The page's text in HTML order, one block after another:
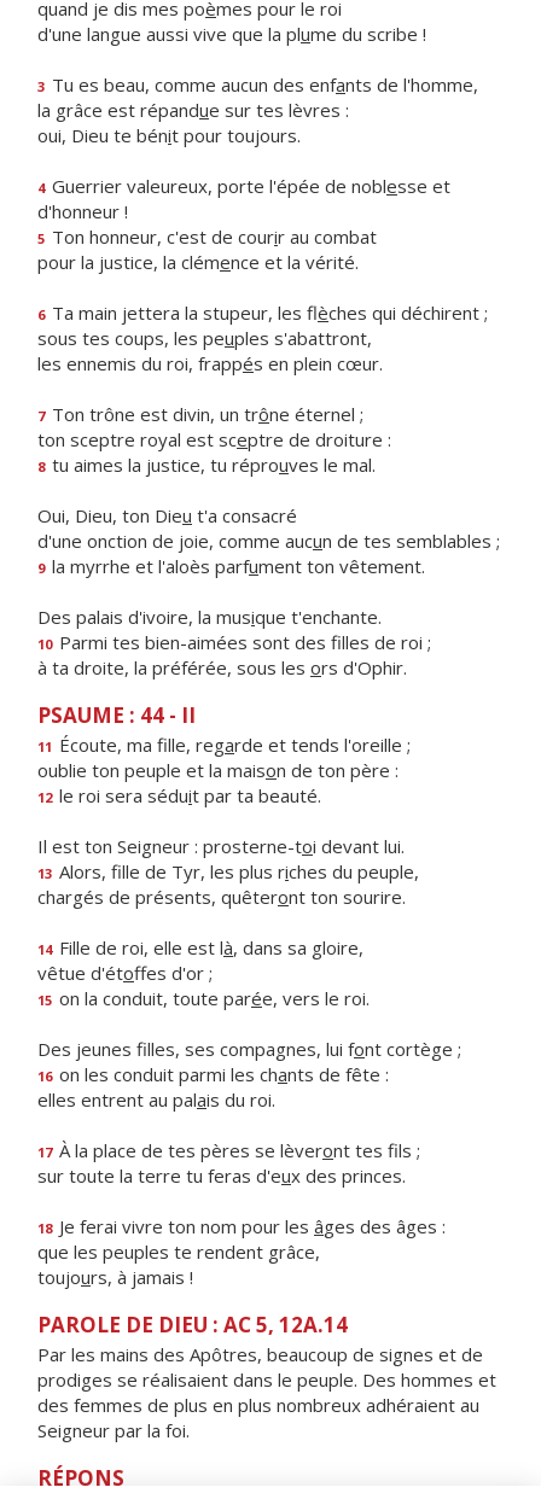
quand je dis mes poèmes pour le roi
d'une langue aussi vive que la plume du scribe !
3 Tu es beau, comme aucun des enfants de l'homme,
la grâce est répandue sur tes lèvres :
oui, Dieu te bénit pour toujours.
4 Guerrier valeureux, porte l'épée de noblesse et
d'honneur !
5 Ton honneur, c'est de courir au combat
pour la justice, la clémence et la vérité.
6 Ta main jettera la stupeur, les flèches qui déchirent ;
sous tes coups, les peuples s'abattront,
les ennemis du roi, frappés en plein cœur.
7 Ton trône est divin, un trône éternel ;
ton sceptre royal est sceptre de droiture :
8 tu aimes la justice, tu réprouves le mal.
Oui, Dieu, ton Dieu t'a consacré
d'une onction de joie, comme aucun de tes semblables ;
9 la myrrhe et l'aloès parfument ton vêtement.
Des palais d'ivoire, la musique t'enchante.
10 Parmi tes bien-aimées sont des flles de roi ;
à ta droite, la préférée, sous les ors d'Ophir.
PSAUME : 44 - II
11 Écoute, ma fille, regarde et tends l'oreille ;
oublie ton peuple et la maison de ton père :
12 le roi sera séduit par ta beauté.
Il est ton Seigneur : prosterne-toi devant lui.
13 Alors, fille de Tyr, les plus riches du peuple,
chargés de présents, quêteront ton sourire.
14 Fille de roi, elle est là, dans sa gloire,
vêtue d'étoffes d'or ;
15 on la conduit, toute parée, vers le roi.
Des jeunes filles, ses compagnes, lui font cortège ;
16 on les conduit parmi les chants de fête :
elles entrent au palais du roi.
17 À la place de tes pères se lèveront tes fils ;
sur toute la terre tu feras d'eux des princes.
18 Je ferai vivre ton nom pour les âges des âges :
que les peuples te rendent grâce,
toujours, à jamais !
PAROLE DE DIEU : AC 5, 12A.14
Par les mains des Apôtres, beaucoup de signes et de
prodiges se réalisaient dans le peuple. Des hommes et
des femmes de plus en plus nombreux adhéraient au
Seigneur par la foi.
RÉPONS